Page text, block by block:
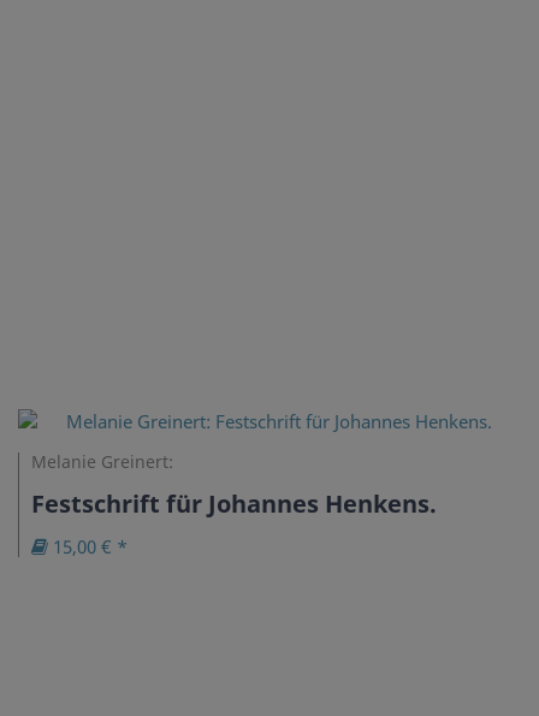
Melanie Greinert:
Festschrift für Johannes Henkens.
15,00 € *